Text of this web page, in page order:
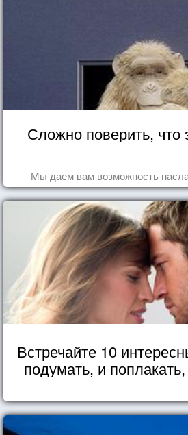
Сложно поверить, что
Мы даем вам возможность
Встречайте 10
подумать, и